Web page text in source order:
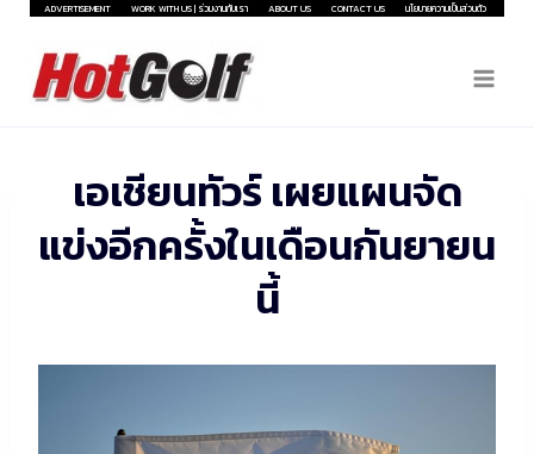
Skip
content
ADVERTISEMENT WORK WITH US | ร่วมงานกับเรา ABOUT US CONTACT US นโยบายความเป็นส่วนตัว
เอเชียนทัวร์ เผยแผนจัด
แข่งอีกครั้งในเดือนกันยายน
นี้